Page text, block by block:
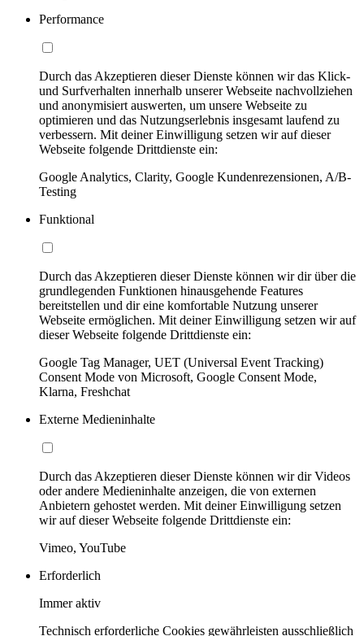
Performance
Durch das Akzeptieren dieser Dienste können wir das Klick-
und Surfverhalten innerhalb unserer Webseite nachvollziehen
und anonymisiert auswerten, um unsere Webseite zu
optimieren und das Nutzungserlebnis insgesamt laufend zu
verbessern. Mit deiner Einwilligung setzen wir auf dieser
Webseite folgende Drittdienste ein:
Google Analytics, Clarity, Google Kundenrezensionen, A/B-
Testing
Funktional
Durch das Akzeptieren dieser Dienste können wir dir über die
grundlegenden Funktionen hinausgehende Features
bereitstellen und dir eine komfortable Nutzung unserer
Webseite ermöglichen. Mit deiner Einwilligung setzen wir auf
dieser Webseite folgende Drittdienste ein:
Google Tag Manager, UET (Universal Event Tracking)
Consent Mode von Microsoft, Google Consent Mode,
Klarna, Freshchat
Externe Medieninhalte
Durch das Akzeptieren dieser Dienste können wir dir Videos
oder andere Medieninhalte anzeigen, die von externen
Anbietern gehostet werden. Mit deiner Einwilligung setzen
wir auf dieser Webseite folgende Drittdienste ein:
Vimeo, YouTube
Erforderlich
Immer aktiv
Technisch erforderliche Cookies gewährleisten ausschließlich